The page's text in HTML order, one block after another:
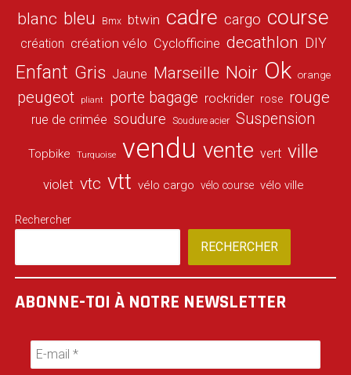
blanc bleu Bmx btwin cadre cargo course
création création vélo Cyclofficine decathlon DIY
Enfant Gris Jaune Marseille Noir Ok orange
peugeot pliant porte bagage rockrider rose rouge
rue de crimée soudure Soudure acier Suspension
Topbike Turquoise vendu vente vert ville
violet vtc vtt vélo cargo vélo course vélo ville
Rechercher
RECHERCHER
ABONNE-TOI À NOTRE NEWSLETTER